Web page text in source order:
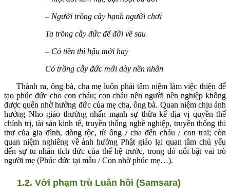
– Người trồng cây hạnh người chơi
Ta trồng cây đức để đời về sau
– Có tiền thì hậu mới hay
Có trồng cây đức mới dày nền nhân
Thành ra, ông bà, cha mẹ luôn phải tâm niệm làm việc thiện để
tạo phúc đức cho con cháu; con cháu nên người nên nghiệp không
được quên nhờ hưởng đức của mẹ cha, ông bà. Quan niệm chịu ảnh
hưởng Nho giáo thường nhấn mạnh sự thừa kế địa vị quyền thế
chính trị, tài sản kinh tế, truyền thống nghề nghiệp, truyền thống thi
thư của gia đình, dòng tộc, từ ông / cha đến cháu / con trai; còn
quan niệm nghiêng về ảnh hưởng Phật giáo lại quan tâm chủ yếu
đến sự tu nhân tích đức của thế hệ trước, trong đó nổi bật vai trò
người mẹ (Phúc đức tại mẫu / Con nhờ phúc mẹ…).
1.2. Với phạm trù Luân hồi (Samsara)